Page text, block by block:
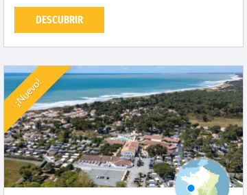
DESCUBRIR
¡Nuevo!